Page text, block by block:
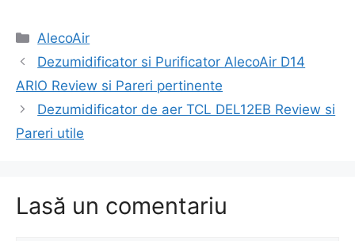
Categorii
AlecoAir
Navigare
în
Dezumidificator si Purificator AlecoAir D14
ARIO Review si Pareri pertinente
Dezumidificator de aer TCL DEL12EB Review si
Pareri utile
Lasă un comentariu